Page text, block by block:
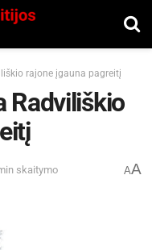
rajone įgauna pagreitį
Radviliškio
skaitymo AA